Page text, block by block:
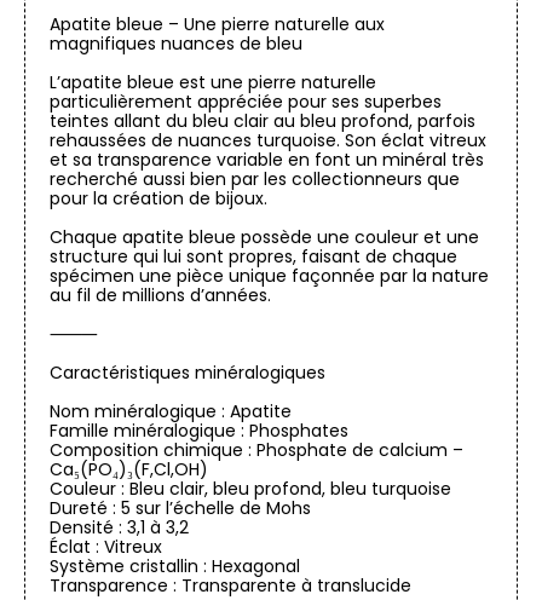
Apatite bleue – Une pierre naturelle aux
magnifiques nuances de bleu
L’apatite bleue est une pierre naturelle
particulièrement appréciée pour ses superbes
teintes allant du bleu clair au bleu profond, parfois
rehaussées de nuances turquoise. Son éclat vitreux
et sa transparence variable en font un minéral très
recherché aussi bien par les collectionneurs que
pour la création de bijoux.
Chaque apatite bleue possède une couleur et une
structure qui lui sont propres, faisant de chaque
spécimen une pièce unique façonnée par la nature
au fil de millions d’années.
⸻
Caractéristiques minéralogiques
Nom minéralogique : Apatite
Famille minéralogique : Phosphates
Composition chimique : Phosphate de calcium –
Ca₅(PO₄)₃(F,Cl,OH)
Couleur : Bleu clair, bleu profond, bleu turquoise
Dureté : 5 sur l’échelle de Mohs
Densité : 3,1 à 3,2
Éclat : Vitreux
Système cristallin : Hexagonal
Transparence : Transparente à translucide